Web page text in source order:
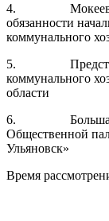
4. Мокеева
обязанности
коммунального
5.
коммунального
области
6. Большакова
Общественной
Ульяновск»
Время